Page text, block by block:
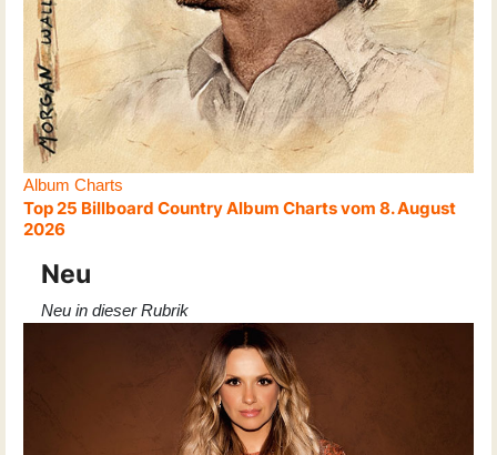
Album Charts
Top 25 Billboard Country Album Charts vom 8. August
2026
Neu
Neu in dieser Rubrik